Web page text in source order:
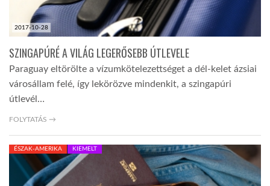
2017-10-28
SZINGAPÚRÉ A VILÁG LEGERŐSEBB ÚTLEVELE
Paraguay eltörölte a vízumkötelezettséget a dél-kelet ázsiai
városállam felé, így lekörözve mindenkit, a szingapúri
útlevél…
FOLYTATÁS →
ÉSZAK-AMERIKA KIEMELT